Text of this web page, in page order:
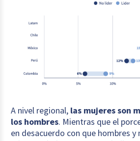
A nivel regional, las mujeres son
los hombres. Mientras que el
en desacuerdo con que hombres y